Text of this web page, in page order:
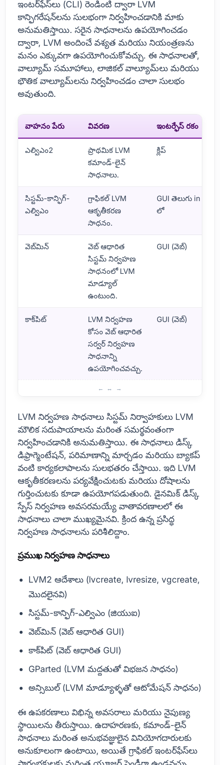
ఇంటర్‌ఫేస్‌లు (CLI) రెండింటి ద్వారా LVM
కాన్ఫిగరేషన్‌లను సులభంగా నిర్వహించడానికి మాకు
అనుమతిస్తాయి. సరైన సాధనాలను ఉపయోగించడం
ద్వారా, LVM అందించే వశ్యత మరియు నియంత్రణను
మనం ఎక్కువగా ఉపయోగించుకోవచ్చు. ఈ సాధనాలతో,
వాల్యూమ్ సమూహాలు, లాజికల్ వాల్యూమ్‌లు మరియు
భౌతిక వాల్యూమ్‌లను నిర్వహించడం చాలా సులభం
అవుతుంది.
వాహనం పేరు వివరణ ఇంటర్ఫేస్ రకం
ఎల్విఎం2
ప్రాథమిక LVM
కమాండ్-లైన్
సాధనాలు.
క్లిప్
సిస్టమ్-కాన్ఫిగ్-
ఎల్విఎం
గ్రాఫికల్ LVM
ఆకృతీకరణ
సాధనం.
GUI తెలుగు in
లో
వెబ్‌మిన్
వెబ్ ఆధారిత
సిస్టమ్ నిర్వహణ
సాధనంలో LVM
మాడ్యూల్
ఉంటుంది.
GUI (వెబ్)
కాక్‌పిట్
LVM నిర్వహణ
కోసం వెబ్ ఆధారిత
సర్వర్ నిర్వహణ
సాధనాన్ని
ఉపయోగించవచ్చు.
GUI (వెబ్)
LVM నిర్వహణ సాధనాలు సిస్టమ్ నిర్వాహకులు LVM
మౌలిక సదుపాయాలను మరింత సమర్థవంతంగా
నిర్వహించడానికి అనుమతిస్తాయి. ఈ సాధనాలు డిస్క్
డిఫ్రాగ్మెంటేషన్, పరిమాణాన్ని మార్చడం మరియు బ్యాకప్
వంటి కార్యకలాపాలను సులభతరం చేస్తాయి. ఇది LVM
ఆకృతీకరణలను పర్యవేక్షించుటకు మరియు దోషాలను
గుర్తించుటకు కూడా ఉపయోగపడుతుంది. డైనమిక్ డిస్క్
స్పేస్ నిర్వహణ అవసరమయ్యే వాతావరణాలలో ఈ
సాధనాలు చాలా ముఖ్యమైనవి. క్రింద ఉన్న ప్రసిద్ధ
నిర్వహణ సాధనాలను పరిశీలిద్దాం.
ప్రముఖ నిర్వహణ సాధనాలు
LVM2 ఆదేశాలు (lvcreate, lvresize, vgcreate,
మొదలైనవి)
సిస్టమ్-కాన్ఫిగ్-ఎల్విఎం (జియుఐ)
వెబ్‌మిన్ (వెబ్ ఆధారిత GUI)
కాక్‌పిట్ (వెబ్ ఆధారిత GUI)
GParted (LVM మద్దతుతో విభజన సాధనం)
అన్సిబుల్ (LVM మాడ్యూళ్ళతో ఆటోమేషన్ సాధనం)
ఈ ఉపకరణాలు విభిన్న అవసరాలు మరియు నైపుణ్య
స్థాయిలను తీరుస్తాయి. ఉదాహరణకు, కమాండ్-లైన్
సాధనాలు మరింత అనుభవజ్ఞులైన వినియోగదారులకు
అనుకూలంగా ఉంటాయి, అయితే గ్రాఫికల్ ఇంటర్‌ఫేస్‌లు